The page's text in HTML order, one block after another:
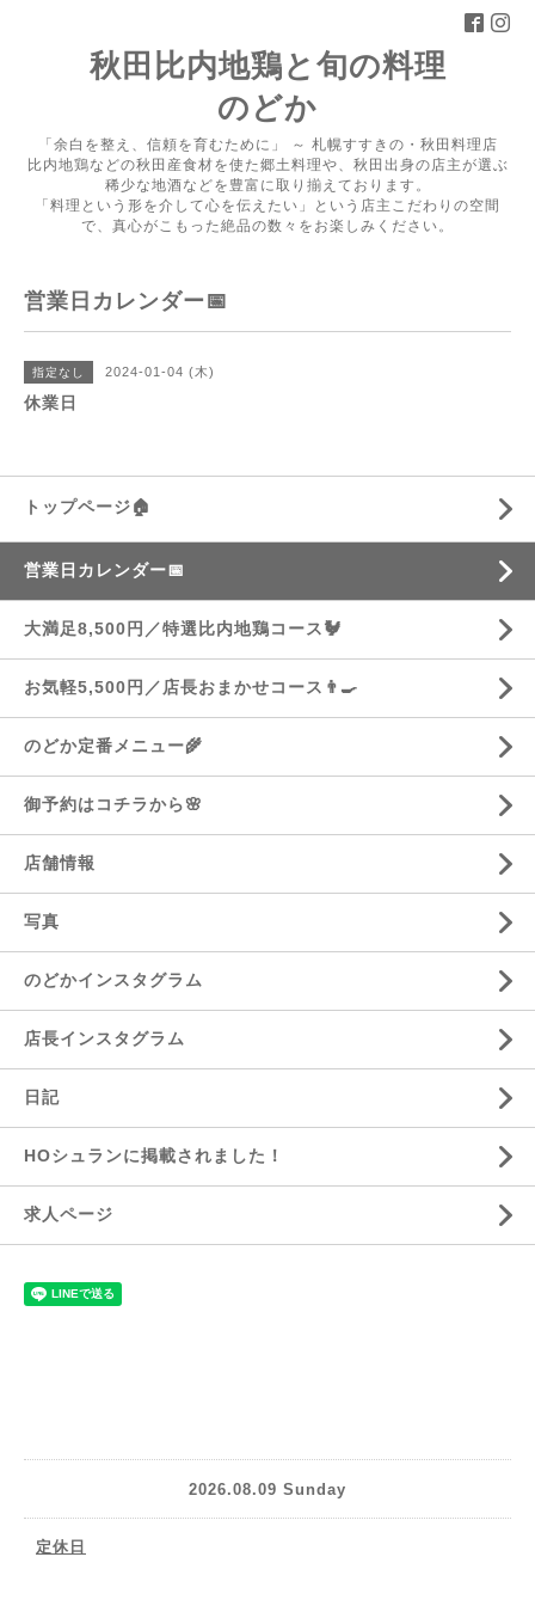
秋田比内地鶏と旬の料理
のどか
「余白を整え、信頼を育むために」 ～ 札幌すすきの・秋田料理店
比内地鶏などの秋田産食材を使た郷土料理や、秋田出身の店主が選ぶ
稀少な地酒などを豊富に取り揃えております。
「料理という形を介して心を伝えたい」という店主こだわりの空間
で、真心がこもった絶品の数々をお楽しみください。
営業日カレンダー📅
指定なし 2024-01-04 (木)
休業日
トップページ🏠
営業日カレンダー📅
大満足8,500円／特選比内地鶏コース🐓
お気軽5,500円／店長おまかせコース👨‍🍳
のどか定番メニュー🌾
御予約はコチラから🌸
店舗情報
写真
のどかインスタグラム
店長インスタグラム
日記
HOシュランに掲載されました！
求人ページ
2026.08.09 Sunday
定休日